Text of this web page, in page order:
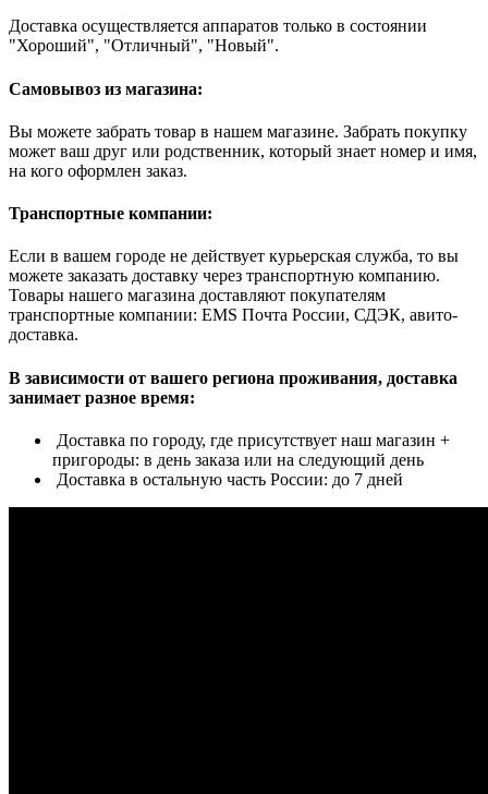
Доставка осуществляется аппаратов только в состоянии
"Хороший", "Отличный", "Новый".
Самовывоз из магазина:
Вы можете забрать товар в нашем магазине. Забрать покупку
может ваш друг или родственник, который знает номер и имя,
на кого оформлен заказ.
Транспортные компании:
Если в вашем городе не действует курьерская служба, то вы
можете заказать доставку через транспортную компанию.
Товары нашего магазина доставляют покупателям
транспортные компании: EMS Почта России, СДЭК, авито-
доставка.
В зависимости от вашего региона проживания, доставка
занимает разное время:
Доставка по городу, где присутствует наш магазин +
пригороды: в день заказа или на следующий день
Доставка в остальную часть России: до 7 дней